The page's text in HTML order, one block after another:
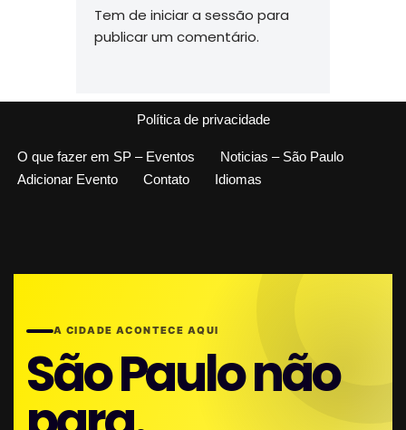
Tem de iniciar a sessão para
publicar um comentário.
Política de privacidade
O que fazer em SP – Eventos
Noticias – São Paulo
Adicionar Evento
Contato Idiomas
A CIDADE ACONTECE AQUI
São Paulo não